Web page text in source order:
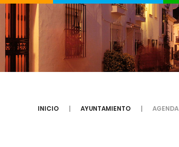
INICIO AYUNTAMIENTO AGENDA